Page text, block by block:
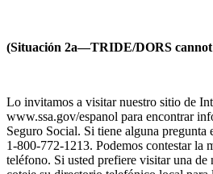
(Situación 2a—TRIDE/DORS
Lo invitamos a visitar nuestro sitio de
www.ssa.gov/espanol para encontrar
Seguro Social. Si tiene alguna pregunta
1-800-772-1213. Podemos contestar la
teléfono. Si usted prefiere visitar una de